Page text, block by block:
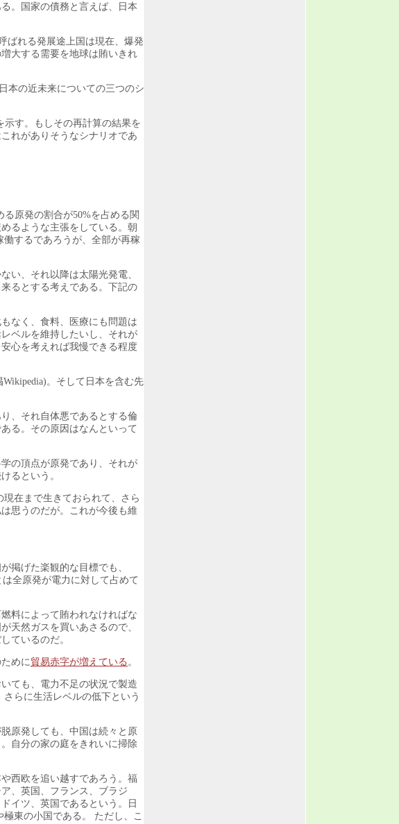
。国家の債務と言えば、日本
ばれる発展途上国は現在、爆発
大する需要を地球は賄いきれ
本の近未来についての三つのシ
示す。もしその再計算の結果を
れがありそうなシナリオであ
原発の割合が50%を占める関
るような主張をしている。朝
するであろうが、全部が再稼
い、それ以降は太陽光発電、
るとする考えである。下記の
なく、食料、医療にも問題は
ベルを維持したいし、それが
心を考えれば我慢できる程度
。そして日本を含む先
、それ自体悪であるとする倫
る。その原因はなんといって
の頂点が原発であり、それが
るという。
在まで生きておられて、さら
思うのだが。これが今後も維
掲げた楽観的な目標でも、
全原発が電力に対して占めて
料によって賄われなければな
天然ガスを買いあさるので、
ているのだ。
めに 貿易赤字が増えている 。
ても、電力不足の状況で製造
らに生活レベルの低下という
原発しても、中国は続々と原
自分の家の庭をきれいに掃除
西欧を追い越すであろう。福
、英国、フランス、ブラジ
イツ、英国であるという。日
東の小国である。 ただし、こ